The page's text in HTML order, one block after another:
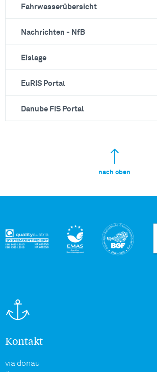
Fahrwasserübersicht
Nachrichten - NfB
Eislage
EuRIS Portal
Danube FIS Portal
nach oben
Kontakt
via donau